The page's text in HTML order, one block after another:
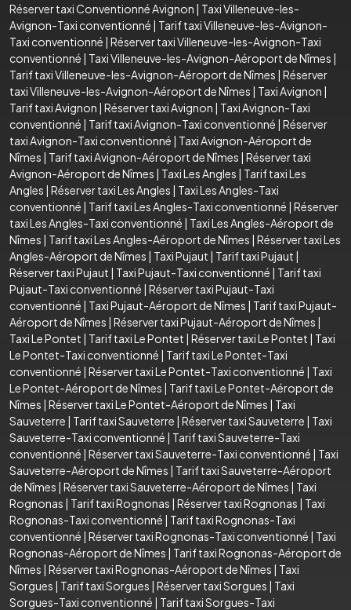
Réserver taxi Conventionné Avignon | Taxi Villeneuve-les-
Avignon-Taxi conventionné | Tarif taxi Villeneuve-les-Avignon-
Taxi conventionné | Réserver taxi Villeneuve-les-Avignon-Taxi
conventionné | Taxi Villeneuve-les-Avignon-Aéroport de Nîmes |
Tarif taxi Villeneuve-les-Avignon-Aéroport de Nîmes | Réserver
taxi Villeneuve-les-Avignon-Aéroport de Nîmes | Taxi Avignon |
Tarif taxi Avignon | Réserver taxi Avignon | Taxi Avignon-Taxi
conventionné | Tarif taxi Avignon-Taxi conventionné | Réserver
taxi Avignon-Taxi conventionné | Taxi Avignon-Aéroport de
Nîmes | Tarif taxi Avignon-Aéroport de Nîmes | Réserver taxi
Avignon-Aéroport de Nîmes | Taxi Les Angles | Tarif taxi Les
Angles | Réserver taxi Les Angles | Taxi Les Angles-Taxi
conventionné | Tarif taxi Les Angles-Taxi conventionné | Réserver
taxi Les Angles-Taxi conventionné | Taxi Les Angles-Aéroport de
Nîmes | Tarif taxi Les Angles-Aéroport de Nîmes | Réserver taxi Les
Angles-Aéroport de Nîmes | Taxi Pujaut | Tarif taxi Pujaut |
Réserver taxi Pujaut | Taxi Pujaut-Taxi conventionné | Tarif taxi
Pujaut-Taxi conventionné | Réserver taxi Pujaut-Taxi
conventionné | Taxi Pujaut-Aéroport de Nîmes | Tarif taxi Pujaut-
Aéroport de Nîmes | Réserver taxi Pujaut-Aéroport de Nîmes |
Taxi Le Pontet | Tarif taxi Le Pontet | Réserver taxi Le Pontet | Taxi
Le Pontet-Taxi conventionné | Tarif taxi Le Pontet-Taxi
conventionné | Réserver taxi Le Pontet-Taxi conventionné | Taxi
Le Pontet-Aéroport de Nîmes | Tarif taxi Le Pontet-Aéroport de
Nîmes | Réserver taxi Le Pontet-Aéroport de Nîmes | Taxi
Sauveterre | Tarif taxi Sauveterre | Réserver taxi Sauveterre | Taxi
Sauveterre-Taxi conventionné | Tarif taxi Sauveterre-Taxi
conventionné | Réserver taxi Sauveterre-Taxi conventionné | Taxi
Sauveterre-Aéroport de Nîmes | Tarif taxi Sauveterre-Aéroport
de Nîmes | Réserver taxi Sauveterre-Aéroport de Nîmes | Taxi
Rognonas | Tarif taxi Rognonas | Réserver taxi Rognonas | Taxi
Rognonas-Taxi conventionné | Tarif taxi Rognonas-Taxi
conventionné | Réserver taxi Rognonas-Taxi conventionné | Taxi
Rognonas-Aéroport de Nîmes | Tarif taxi Rognonas-Aéroport de
Nîmes | Réserver taxi Rognonas-Aéroport de Nîmes | Taxi
Sorgues | Tarif taxi Sorgues | Réserver taxi Sorgues | Taxi
Sorgues-Taxi conventionné | Tarif taxi Sorgues-Taxi